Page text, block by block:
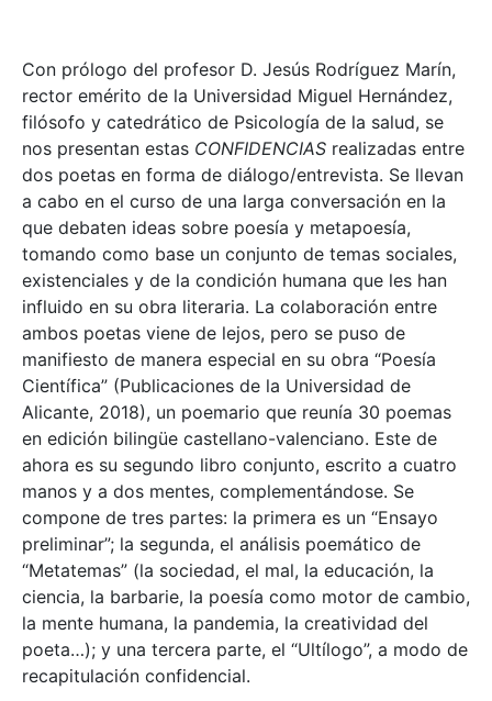
Con prólogo del profesor D. Jesús Rodríguez Marín,
rector emérito de la Universidad Miguel Hernández,
filósofo y catedrático de Psicología de la salud, se
nos presentan estas CONFIDENCIAS realizadas entre
dos poetas en forma de diálogo/entrevista. Se llevan
a cabo en el curso de una larga conversación en la
que debaten ideas sobre poesía y metapoesía,
tomando como base un conjunto de temas sociales,
existenciales y de la condición humana que les han
influido en su obra literaria. La colaboración entre
ambos poetas viene de lejos, pero se puso de
manifiesto de manera especial en su obra “Poesía
Científica” (Publicaciones de la Universidad de
Alicante, 2018), un poemario que reunía 30 poemas
en edición bilingüe castellano-valenciano. Este de
ahora es su segundo libro conjunto, escrito a cuatro
manos y a dos mentes, complementándose. Se
compone de tres partes: la primera es un “Ensayo
preliminar”; la segunda, el análisis poemático de
“Metatemas” (la sociedad, el mal, la educación, la
ciencia, la barbarie, la poesía como motor de cambio,
la mente humana, la pandemia, la creatividad del
poeta…); y una tercera parte, el “Ultílogo”, a modo de
recapitulación confidencial.